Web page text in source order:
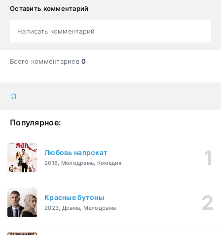
Оставить комментарий
Написать комментарий
Всего комментариев0
Популярное:
Любовь напрокат
2016, Мелодрама, Комедия
Красные бутоны
2023, Драма, Мелодрама